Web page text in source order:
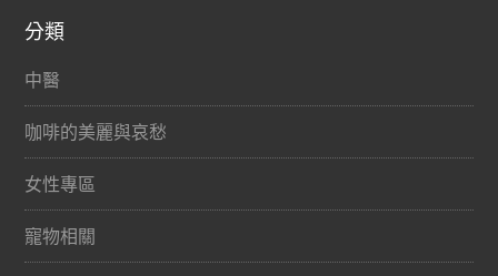
分類
中醫
咖啡的美麗與哀愁
女性專區
寵物相關